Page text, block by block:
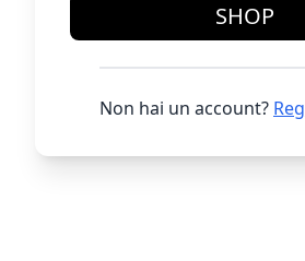
SHOP
Non hai un account?